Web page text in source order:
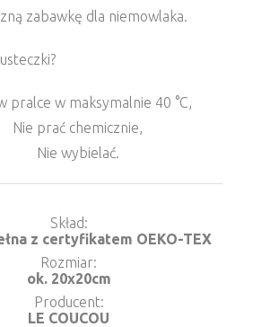
zabawkę dla niemowlaka.
pralce w maksymalnie 40 °C,
Nie prać chemicznie,
Nie wybielać.
Skład
z certyfikatem OEKO-TEX
Rozmiar
ok. 20x20cm
Producent
LE COUCOU